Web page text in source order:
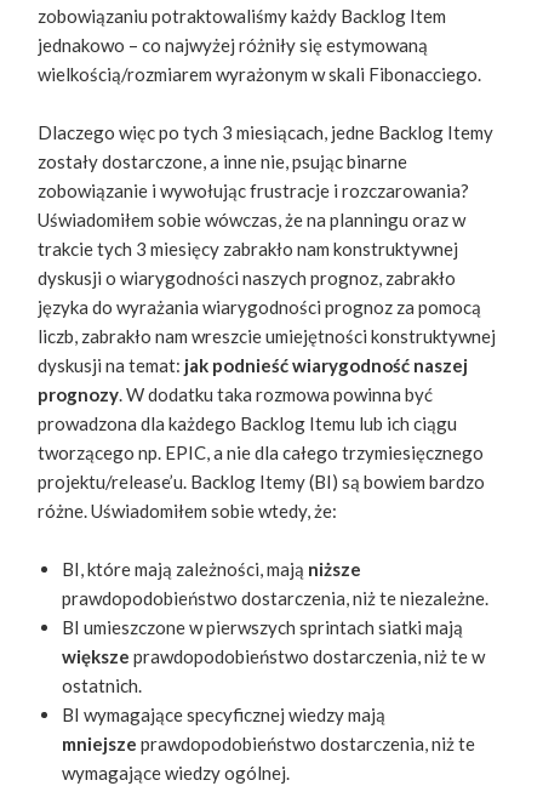
zobowiązaniu potraktowaliśmy każdy Backlog Item
jednakowo – co najwyżej różniły się estymowaną
wielkością/rozmiarem wyrażonym w skali Fibonacciego.
Dlaczego więc po tych 3 miesiącach, jedne Backlog Itemy
zostały dostarczone, a inne nie, psując binarne
zobowiązanie i wywołując frustracje i rozczarowania?
Uświadomiłem sobie wówczas, że na planningu oraz w
trakcie tych 3 miesięcy zabrakło nam konstruktywnej
dyskusji o wiarygodności naszych prognoz, zabrakło
języka do wyrażania wiarygodności prognoz za pomocą
liczb, zabrakło nam wreszcie umiejętności konstruktywnej
dyskusji na temat: ​ jak podnieść wiarygodność naszej
prognozy​. W dodatku taka rozmowa powinna być
prowadzona dla każdego Backlog Itemu lub ich ciągu
tworzącego np. EPIC, a nie dla całego trzymiesięcznego
projektu/release’u. Backlog Itemy (BI) są bowiem bardzo
różne. Uświadomiłem sobie wtedy, że:
BI, które mają zależności, mają ​ niższe
prawdopodobieństwo dostarczenia, niż te niezależne.
BI umieszczone w pierwszych sprintach siatki mają ​
większe ​prawdopodobieństwo dostarczenia, niż te w
ostatnich.
BI wymagające specyficznej wiedzy mają ​
mniejsze prawdopodobieństwo dostarczenia, niż te
wymagające wiedzy ogólnej.